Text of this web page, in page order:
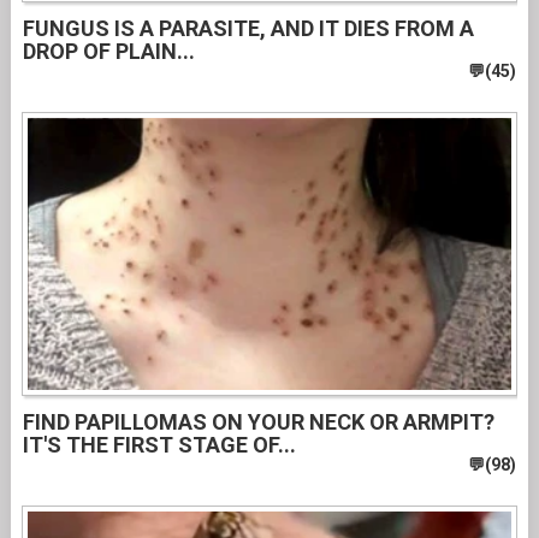
FUNGUS IS A PARASITE, AND IT DIES FROM A
DROP OF PLAIN...
FIND PAPILLOMAS ON YOUR NECK OR ARMPIT?
IT'S THE FIRST STAGE OF...